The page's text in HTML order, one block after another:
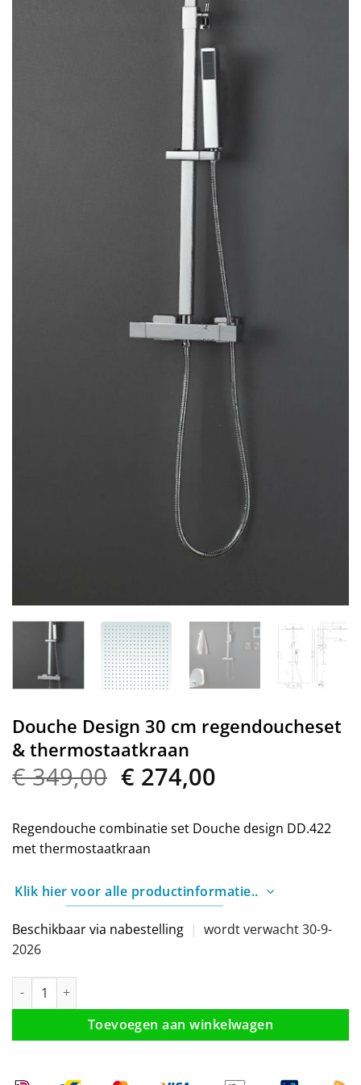
Douche Design 30 cm regendoucheset
& thermostaatkraan
€349,00 Oorspronkelijke
was:
€ 349,00.
€ 274,00Huidige
is:
€ 274,00.
Regendouche combinatie set Douche design DD.422
met thermostaatkraan
Klik hier voor alle productinformatie..
Beschikbaar via nabestelling | wordt verwacht 30-9-
2026
Douche Design 30 cm regendoucheset & thermostaatkraan
Toevoegen aan winkelwagen